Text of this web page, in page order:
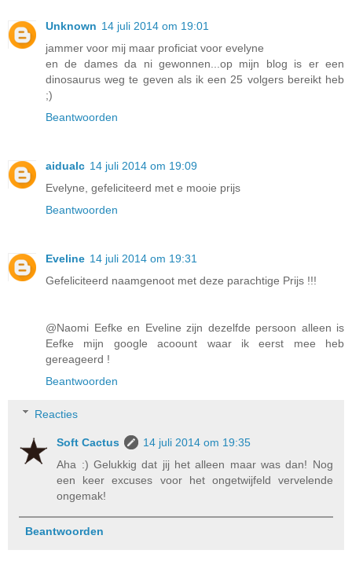
Unknown 14 juli 2014 om 19:01
jammer voor mij maar proficiat voor evelyne
en de dames da ni gewonnen...op mijn blog is er een
dinosaurus weg te geven als ik een 25 volgers bereikt heb
;)
Beantwoorden
aidualc 14 juli 2014 om 19:09
Evelyne, gefeliciteerd met e mooie prijs
Beantwoorden
Eveline 14 juli 2014 om 19:31
Gefeliciteerd naamgenoot met deze parachtige Prijs !!!
@Naomi Eefke en Eveline zijn dezelfde persoon alleen is
Eefke mijn google acoount waar ik eerst mee heb
gereageerd !
Beantwoorden
Reacties
Soft Cactus
14 juli 2014 om 19:35
Aha :) Gelukkig dat jij het alleen maar was dan! Nog
een keer excuses voor het ongetwijfeld vervelende
ongemak!
Beantwoorden